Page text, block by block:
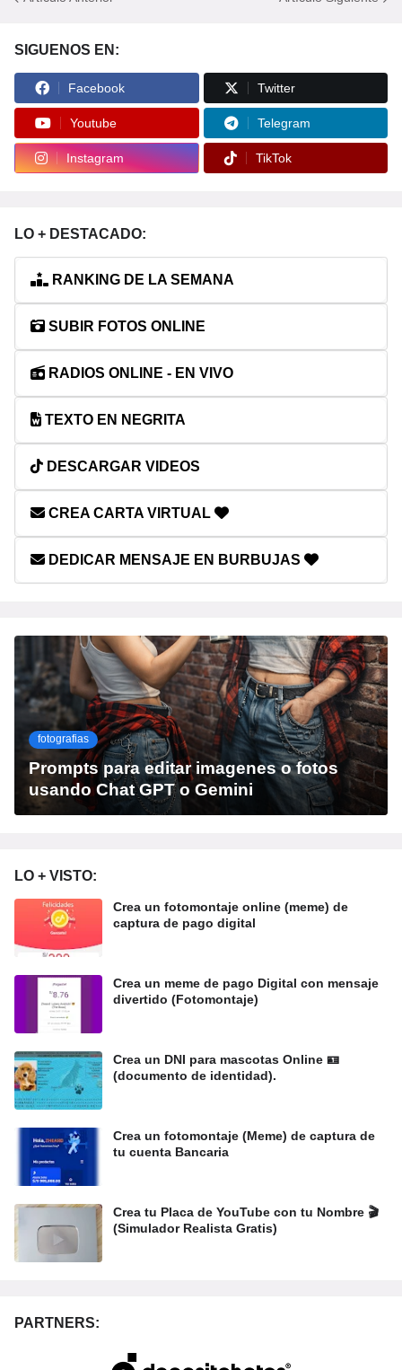
SIGUENOS EN:
Facebook Twitter
Youtube Telegram
Instagram TikTok
LO + DESTACADO:
RANKING DE LA SEMANA
SUBIR FOTOS ONLINE
RADIOS ONLINE - EN VIVO
TEXTO EN NEGRITA
DESCARGAR VIDEOS
CREA CARTA VIRTUAL
DEDICAR MENSAJE EN BURBUJAS
fotografias
Prompts para editar imagenes o fotos
usando Chat GPT o Gemini
LO + VISTO:
Crea un fotomontaje online (meme) de
captura de pago digital
Crea un meme de pago Digital con mensaje
divertido (Fotomontaje)
Crea un DNI para mascotas Online 🪪
(documento de identidad).
Crea un fotomontaje (Meme) de captura de
tu cuenta Bancaria
Crea tu Placa de YouTube con tu Nombre 🎬
(Simulador Realista Gratis)
PARTNERS: